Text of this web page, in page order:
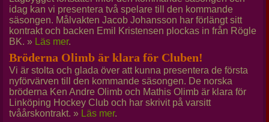
idag kan vi presentera två spelare till den kommande
säsongen. Målvakten Jacob Johansson har förlängt sitt
kontrakt och backen Emil Kristensen plockas in från Rögle
BK. » Läs mer.
Bröderna Olimb är klara för Cluben!
Vi är stolta och glada över att kunna presentera de första
nyförvärven till den kommande säsongen. De norska
bröderna Ken Andre Olimb och Mathis Olimb är klara för
Linköping Hockey Club och har skrivit på varsitt
tvåårskontrakt. » Läs mer.